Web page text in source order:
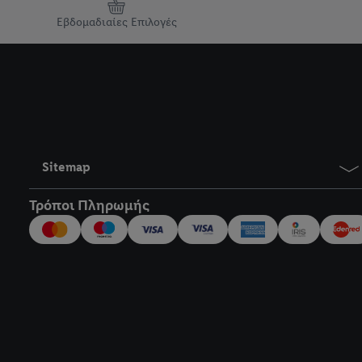
Εβδομαδιαίες Επιλογές
Sitemap
Τρόποι Πληρωμής